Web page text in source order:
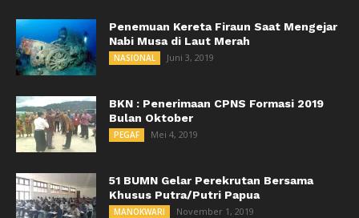
Penemuan Kereta Firaun Saat Mengejar
Nabi Musa di Laut Merah
NASIONAL Juni 3, 2019
BKN : Penerimaan CPNS Formasi 2019
Bulan Oktober
PEGAF Mei 4, 2019
51 BUMN Gelar Perekrutan Bersama
Khusus Putra/Putri Papua
MANOKWARI November 1, 2019